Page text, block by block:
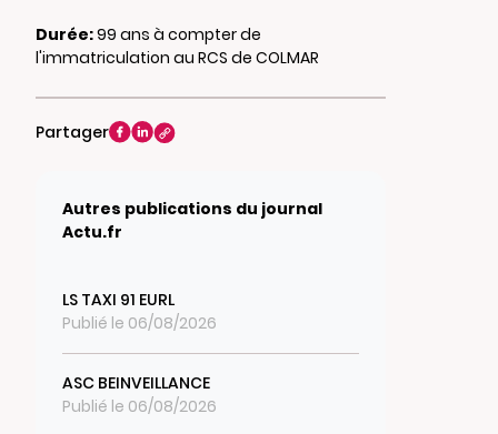
Durée:99 ans à compter de
l'immatriculation au RCS de COLMAR
Partager
Autres publications du journal
Actu.fr
LS TAXI 91 EURL
Publié le 06/08/2026
ASC BEINVEILLANCE
Publié le 06/08/2026